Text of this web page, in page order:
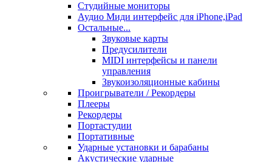
Студийные мониторы
Аудио Миди интерфейс для iPhone,iPad
Остальные...
Звуковые карты
Предусилители
MIDI интерфейсы и панели
управления
Звукоизоляционные кабины
Проигрыватели / Рекордеры
Плееры
Рекордеры
Портастудии
Портативные
Ударные установки и барабаны
Акустические ударные